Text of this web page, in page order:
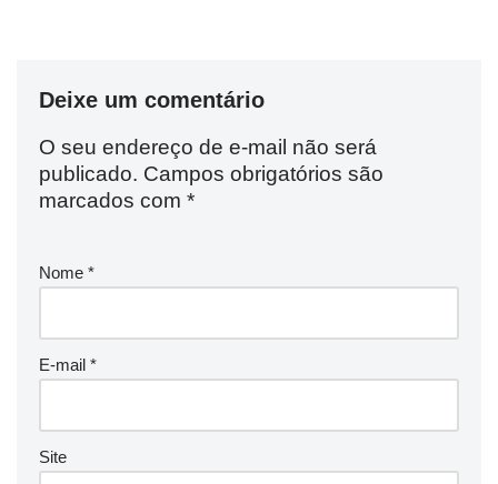
Deixe um comentário
O seu endereço de e-mail não será
publicado. Campos obrigatórios são
marcados com *
Nome *
E-mail *
Site